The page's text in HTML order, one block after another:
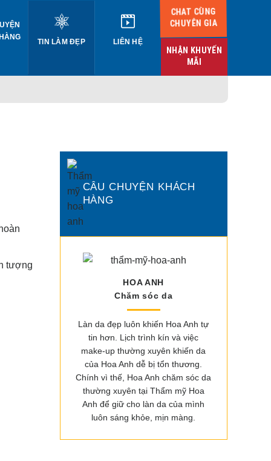
TIN LÀM ĐẸP LIÊN HỆ
CHAT CÙNG
CHUYÊN GIA
NHẬN KHUYẾN
MÃI
tượng
CÂU CHUYỆN KHÁCH
HÀNG
HOA ANH
Chăm sóc da
Làn da đẹp luôn khiến Hoa Anh tự
tin hơn. Lịch trình kín và việc
make-up thường xuyên khiến da
của Hoa Anh dễ bị tổn thương.
Chính vì thế, Hoa Anh chăm sóc da
thường xuyên tại Thẩm mỹ Hoa
Anh để giữ cho làn da của mình
luôn sáng khỏe, mịn màng.